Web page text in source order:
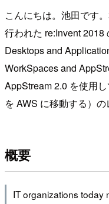
こんにちは。池田です
行われた re:Invent 2018
Desktops and
WorkSpaces and
AppStream 2.0 を使用
を AWS に移動する）の
概要
IT organizations today